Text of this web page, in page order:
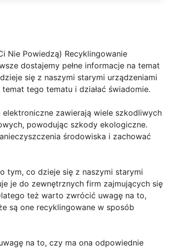
Nie Powiedzą) Recyklingowanie
dostajemy pełne informacje na temat
się z naszymi starymi urządzeniami
tego tematu i działać świadomie.
zawierają wiele szkodliwych
powodując szkody ekologiczne.
środowiska i zachować
tym, co dzieje się z naszymi starymi
je do zewnętrznych firm zajmujących się
też warto zwrócić uwagę na to,
są one recyklingowane w sposób
na to, czy ma ona odpowiednie